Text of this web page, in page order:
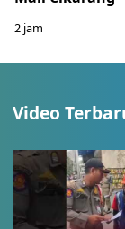
2 jam
Video